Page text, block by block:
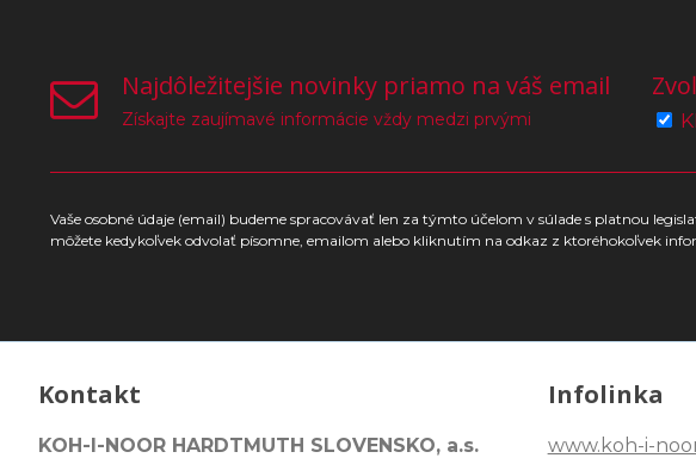
Najdôležitejšie novinky priamo na váš email
Získajte zaujímavé informácie vždy medzi prvými
Vaše osobné údaje (email) budeme spracovávať len za týmto účelom v súlade s platnou
môžete kedykoľvek odvolať písomne, emailom alebo kliknutím na odkaz z ktoréhokoľvek
Kontakt
KOH-I-NOOR HARDTMUTH SLOVENSKO, a.s.
Infolinka
www.koh-i-